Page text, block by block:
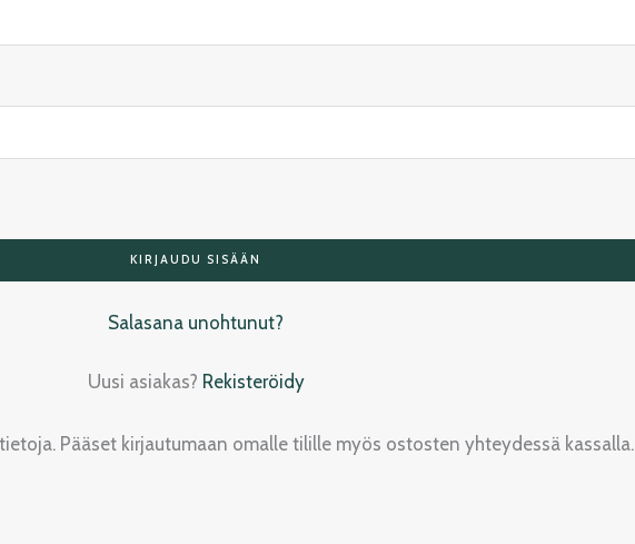
KIRJAUDU SISÄÄN
Salasana unohtunut?
Uusi asiakas? Rekisteröidy
Pääset kirjautumaan omalle tilille myös ostosten yhteydessä kassalla.